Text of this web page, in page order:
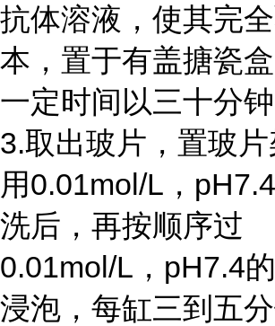
抗体溶液，使其完
本，置于有盖搪瓷
一定时间以三十分钟
3.取出玻片，置玻
用0.01mol/L，
洗后，再按顺序过
0.01mol/L，pH7.4
浸泡，每缸三到五